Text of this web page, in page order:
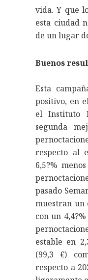
vida. Y que
esta ciudad
de un lugar
Buenos
Esta
positivo, en
el Instituto
segunda
respecto al
6,5?%
pasado
muestran un
con un
estable en
(99,3 €)
respecto a